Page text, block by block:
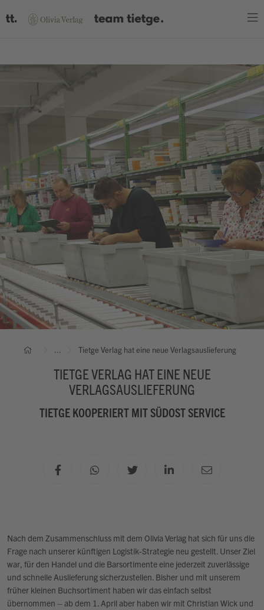
JETZT EINKAUFEN
... Tietge Verlag hat eine neue Verlagsauslieferung
TIETGE VERLAG HAT EINE NEUE
VERLAGSAUSLIEFERUNG
TIETGE KOOPERIERT MIT SÜDOST SERVICE
Nach dem Zusammenschluss mit dem Olivia Verlag hat sich für uns die
Frage nach unserer künftigen Logistik-Strategie neu gestellt. Unser Ziel
war, für den Handel und die Barsortimente eine jederzeit zuverlässige
und schnelle Auslieferung sicherzustellen. Bisher und mit unserem
früher kleinen Buchsortiment haben wir das einfach selbst
übernommen – ab dem 1. April aber haben wir mit Christian Wick und